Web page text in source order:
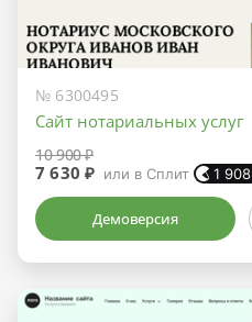
№ 6300495
Сайт нотариальных услуг
10 900 ₽
7 630 ₽ или в Сплит 1 908
Демоверсия